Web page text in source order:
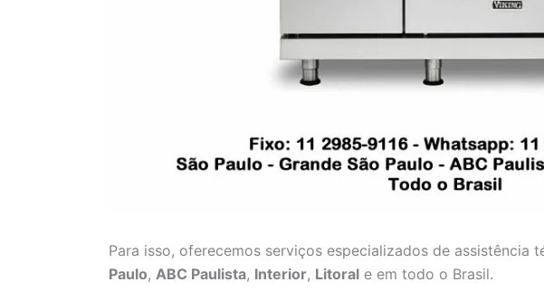
Para isso, oferecemos serviços especializados de assistência
Paulo, ABC Paulista, Interior, Litoral e em todo o Brasil.